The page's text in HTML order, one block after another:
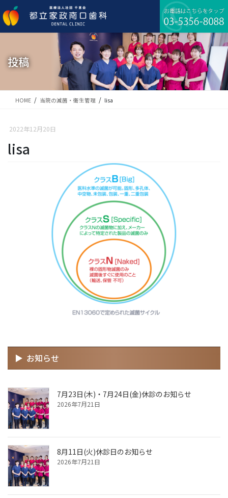
ン
テ
ビ
ゲ
移
投稿
HOME 当院の滅菌・衛生管理 lisa
2022年12月20日
lisa
お知らせ
7月23日(木)・7月24日(金)休診のお知らせ
2026年7月21日
8月11日(火)休診日のお知らせ
2026年7月21日